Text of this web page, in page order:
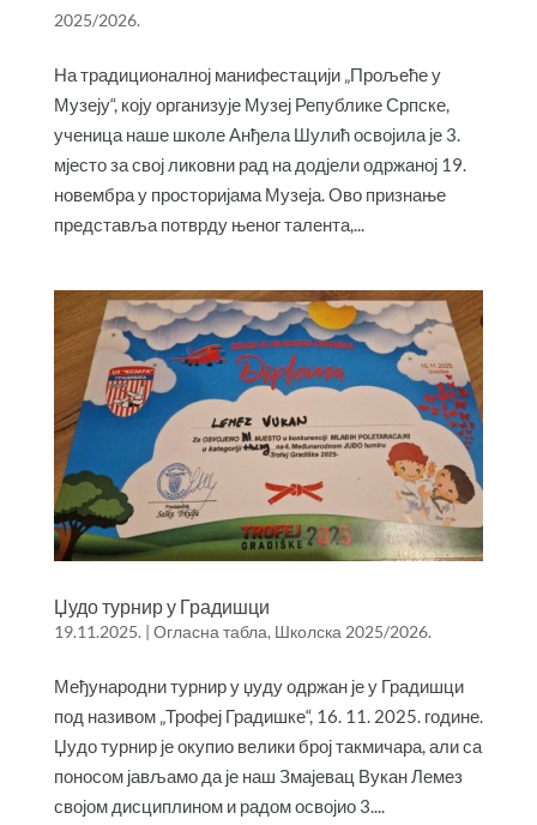
2025/2026.
На традиционалној манифестацији „Прољеће у
Музеју“, коју организује Музеј Републике Српске,
ученица наше школе Анђела Шулић освојила је 3.
мјесто за свој ликовни рад на додјели одржаној 19.
новембра у просторијама Музеја. Ово признање
представља потврду њеног талента,...
Џудо турнир у Градишци
19.11.2025. | Огласна табла, Школска 2025/2026.
Међународни турнир у џуду одржан је у Градишци
под називом „Трофеј Градишке“, 16. 11. 2025. године.
Џудо турнир је окупио велики број такмичара, али са
поносом јављамо да је наш Змајевац Вукан Лемез
својом дисциплином и радом освојио 3....